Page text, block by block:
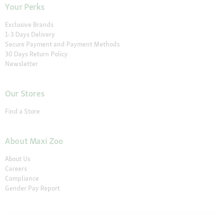
Your Perks
Exclusive Brands
1-3 Days Delivery
Secure Payment and Payment Methods
30 Days Return Policy
Newsletter
Our Stores
Find a Store
About Maxi Zoo
About Us
Careers
Compliance
Gender Pay Report